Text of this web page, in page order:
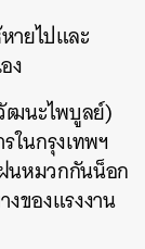
ายไปและ
ง
ฒนะไพบูลย์)
ในกรุงเทพฯ
นหมวกกันน็อก
ของแรงงาน